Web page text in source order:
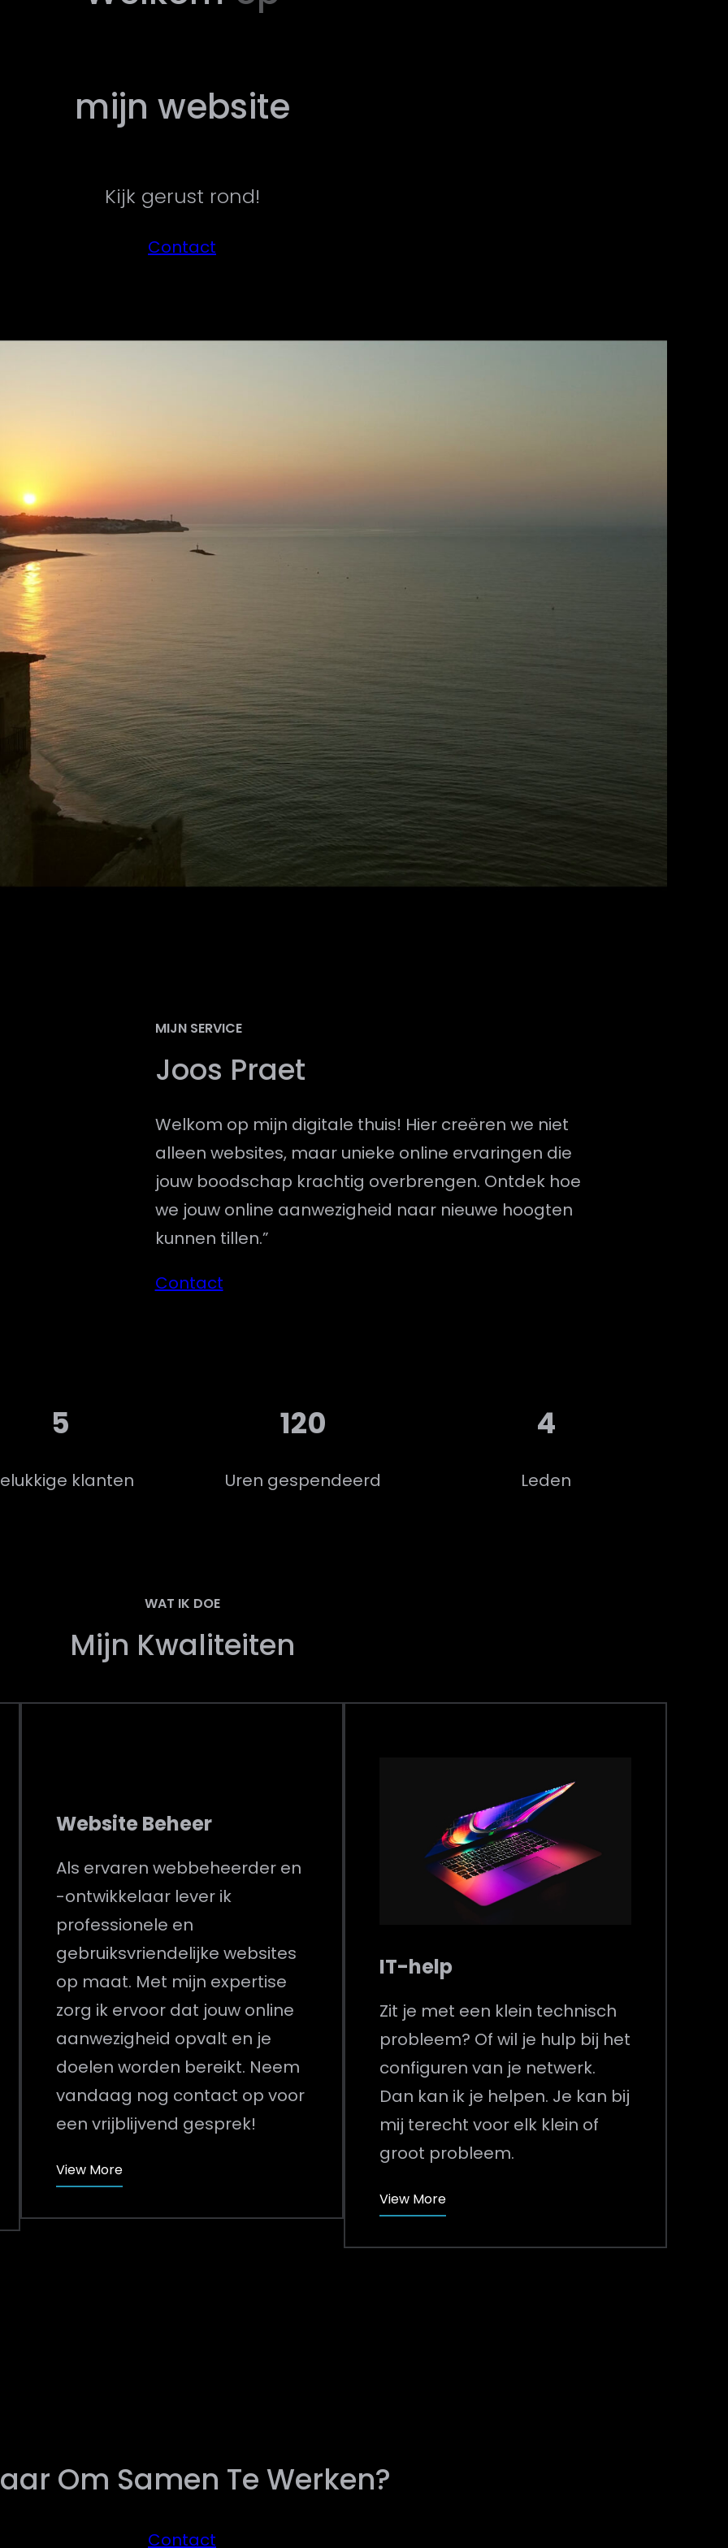
mijn website
Kijk gerust rond!
Contact
MIJN SERVICE
Joos Praet
Welkom op mijn digitale thuis! Hier creëren we niet
alleen websites, maar unieke online ervaringen die
jouw boodschap krachtig overbrengen. Ontdek hoe
we jouw online aanwezigheid naar nieuwe hoogten
kunnen tillen.”
Contact
5
klanten
120
Uren gespendeerd
4
Leden
WAT IK DOE
Mijn Kwaliteiten
Website Beheer
Als ervaren webbeheerder en
-ontwikkelaar lever ik
professionele en
gebruiksvriendelijke websites
op maat. Met mijn expertise
zorg ik ervoor dat jouw online
aanwezigheid opvalt en je
doelen worden bereikt. Neem
vandaag nog contact op voor
een vrijblijvend gesprek!
View More
IT-help
Zit je met een klein technisch
probleem? Of wil je hulp bij het
configuren van je netwerk.
Dan kan ik je helpen. Je kan bij
mij terecht voor elk klein of
groot probleem.
View More
Om Samen Te Werken?
Contact